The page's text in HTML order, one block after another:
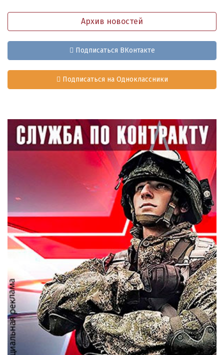
Архив новостей
Подписаться ВКонтакте
Подписаться на Одноклассники